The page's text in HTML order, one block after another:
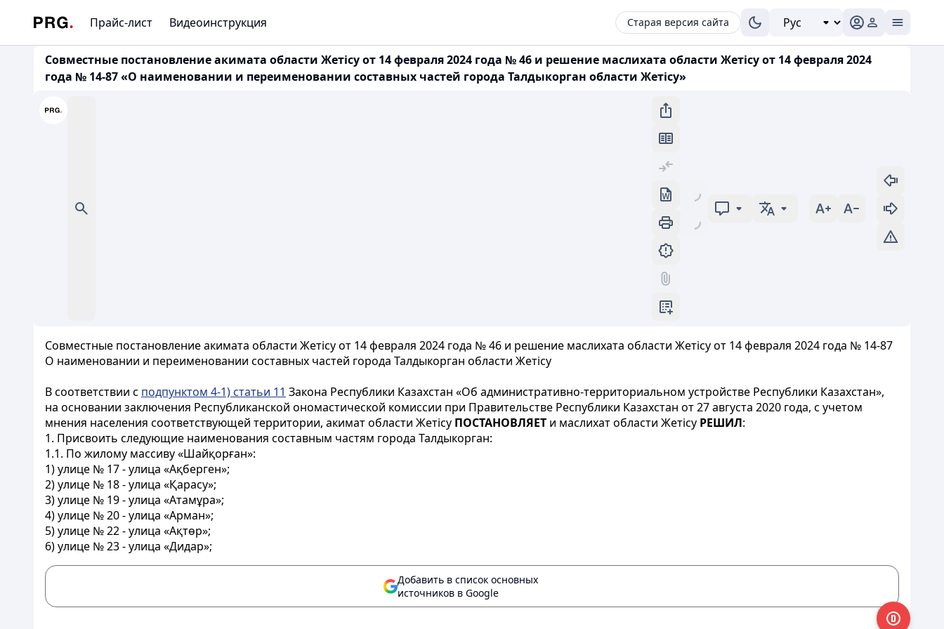
Прайс-лист Видеоинструкция Старая версия сайта
Совместные постановление акимата области Жетісу от 14 февраля 2024 года № 46 и решение маслихата области Жетісу от 14 февраля 2024
года № 14-87 «О наименовании и переименовании составных частей города Талдыкорган области Жетісу»
Совместные постановление акимата области Жетісу от 14 февраля 2024 года № 46 и решение маслихата области Жетісу от 14 февраля 2024 года № 14-87
О наименовании и переименовании составных частей города Талдыкорган области Жетісу
В соответствии с подпунктом 4-1) статьи 11 Закона Республики Казахстан «Об административно-территориальном устройстве Республики Казахстан»,
на основании заключения Республиканской ономастической комиссии при Правительстве Республики Казахстан от 27 августа 2020 года, с учетом
мнения населения соответствующей территории, акимат области Жетісу ПОСТАНОВЛЯЕТ и маслихат области Жетісу РЕШИЛ:
1. Присвоить следующие наименования составным частям города Талдыкорган:
1.1. По жилому массиву «Шайқорған»:
1) улице № 17 - улица «Ақберген»;
2) улице № 18 - улица «Қарасу»;
3) улице № 19 - улица «Атамұра»;
4) улице № 20 - улица «Арман»;
5) улице № 22 - улица «Ақтөр»;
6) улице № 23 - улица «Дидар»;
Добавить в список основных
источников в Google